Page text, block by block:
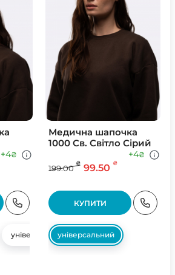
+4₴
універсальний
Медична шапочка
1000 Св. Свiтло Сiрий
199.00
₴ 99.50 ₴
+4₴
КУПИТИ
універсальний